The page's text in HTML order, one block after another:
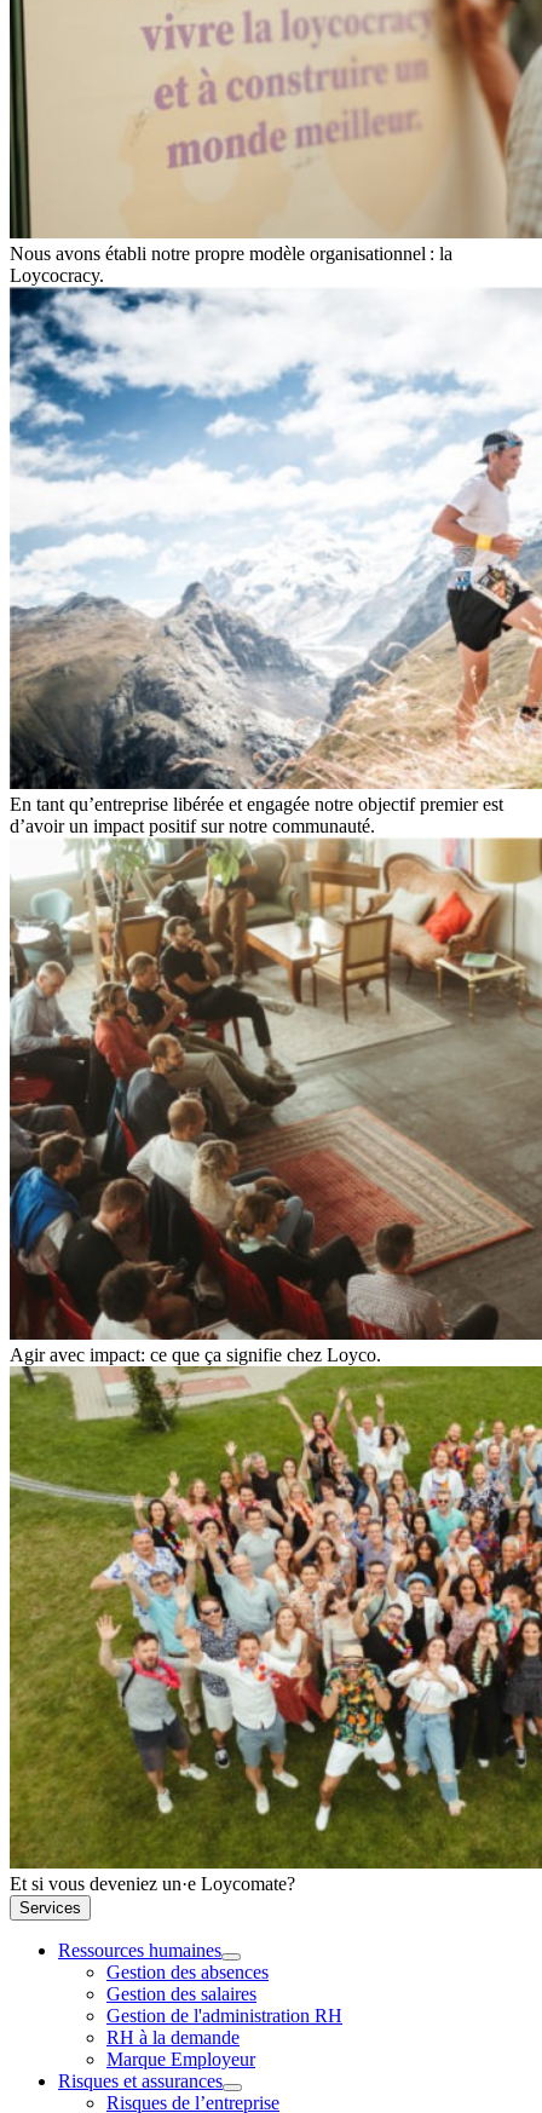
Nous avons établi notre propre modèle organisationnel : la
Loycocracy.
En tant qu’entreprise libérée et engagée notre objectif premier est
d’avoir un impact positif sur notre communauté.
Agir avec impact: ce que ça signifie chez Loyco.
Et si vous deveniez un·e Loycomate?
Services
Ressources humaines
Gestion des absences
Gestion des salaires
Gestion de l'administration RH
RH à la demande
Marque Employeur
Risques et assurances
Risques de l’entreprise